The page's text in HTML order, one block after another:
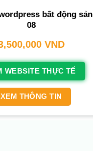
bất động sản
08
VND
WEBSITE THỰC TẾ
XEM THÔNG TIN